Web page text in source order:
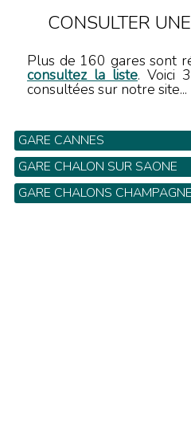
CONSULTER
Plus de 160 gares sont
consultez la liste. Voici
consultées sur notre site...
GARE CANNES
GARE CHALON SUR SAONE
GARE CHALONS CHAMPAGNE